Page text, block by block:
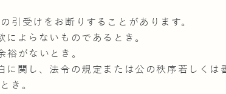
引受けをお断りすることがあります。
によらないものであるとき。
裕がないとき。
に関し、法令の規定または公の秩序若しくは
き。